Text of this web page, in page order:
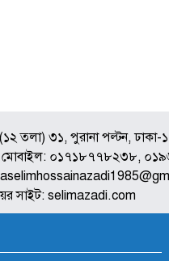
তলা) ৩১, পুরানা পল্টন, ঢাকা-
০১৭১৮৭৭৮২৩৮,
সাইট: selimazadi.com